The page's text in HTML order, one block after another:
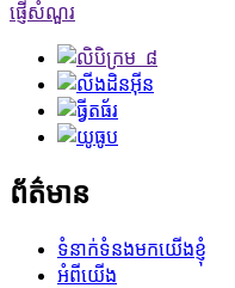
ផ្ញើសំណួរ
ព័ត៌មាន
ទំនាក់ទំនងមកយើងខ្ញុំ
អំពីយើង